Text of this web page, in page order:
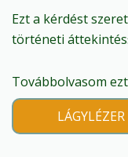
Ezt a kérdést
történeti
Továbbolvasom